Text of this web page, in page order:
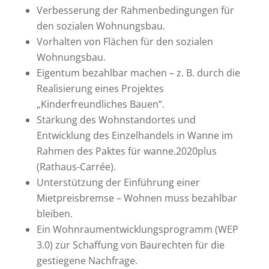
Verbesserung der Rahmenbedingungen für
den sozialen Wohnungsbau.
Vorhalten von Flächen für den sozialen
Wohnungsbau.
Eigentum bezahlbar machen – z. B. durch die
Realisierung eines Projektes
„Kinderfreundliches Bauen“.
Stärkung des Wohnstandortes und
Entwicklung des Einzelhandels in Wanne im
Rahmen des Paktes für wanne.2020plus
(Rathaus-Carrée).
Unterstützung der Einführung einer
Mietpreisbremse – Wohnen muss bezahlbar
bleiben.
Ein Wohnraumentwicklungsprogramm (WEP
3.0) zur Schaffung von Baurechten für die
gestiegene Nachfrage.